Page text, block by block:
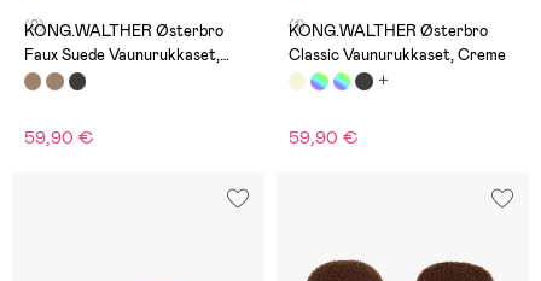
(0)
KONG.WALTHER Østerbro
Faux Suede Vaunurukkaset,
Chocolate Brown
59,90 €
(1)
KONG.WALTHER Østerbro
Classic Vaunurukkaset, Creme
59,90 €